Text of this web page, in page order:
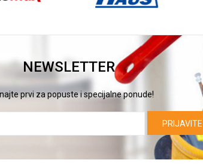
NEWSLETTER
prvi za popuste i specijalne ponude!